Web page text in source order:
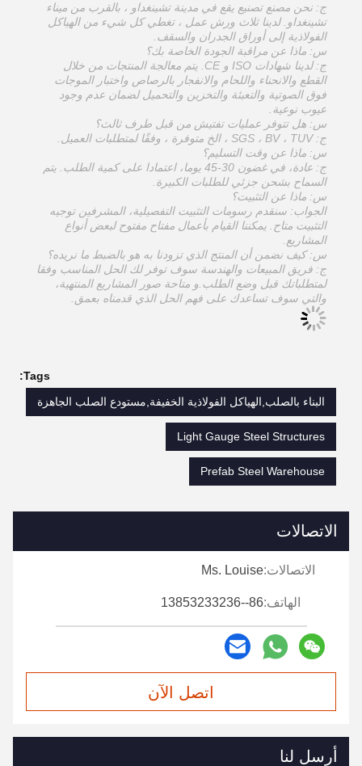
ج: نحن مصنع تصنيع يقع في مدينة تشينغداو ، بالقرب من ميناء
تشينغداو. لدينا ثلاث ورش عمل ، تغطي كل شيء من الهياكل
الفولاذية إلى أوراق الجدران والسقف.
س: ماذا عن مراقبة الجودة الخاصة بك؟
ج: لدينا شهادات ISO و CE. يتم معالجة المنتجات من خلال
القطع والانحناء واللحام والانفجار بالرصاص واختبار الموجات
فوق الصوتية والتعبئة والتخزين والتحميل لضمان عدم وجود
عيوب نوعية.
س: هل تتوفر عمليات تفتيش من قبل طرف ثالث؟
ج: SGS ، BV ، TUV ، الخ متوفرة ، وفقًا لمتطلبات العميل.
س: ماذا عن وقت التسليم؟
ج: عادة، في غضون 30-45 يوما، اعتمادا على كمية الطلب. يتم
السماح بشحن جزئي للطلبات الكبيرة.
س: ماذا عن التثبيت؟
الجواب: سنقدم رسومات التثبيت التفصيلية، المشرفين توجيه
التثبيت متاح. يمكننا القيام بأعمال مفتاح مفتوح لبعض أنواع
المشاريع.
س: كيف نضمن أن المنتج الذي تزودنا به هو بالضبط ما نريده؟
ج: فريق المبيعات والهندسة سوف توفر لك الحل المناسب وفقا
لمتطلباتك قبل وضع الطلب.و متاحة صور المشاريع المنتهية،
والتي سوف تساعدك على فهم الحل الذي قدمناه بعمق.
Tags:
البناء بالصلب,الهياكل الفولاذية الخفيفة,مستودع الصلب الجاهزة
Light Gauge Steel Structures
Prefab Steel Warehouse
الاتصالات
الاتصالات:Ms. Louise
الهاتف:86--13853233236
اتصل الآن
أرسل لنا